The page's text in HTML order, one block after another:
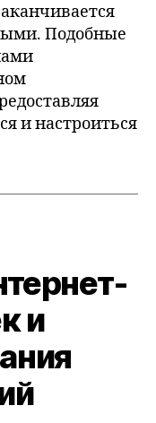
Подобные
и настроиться
и